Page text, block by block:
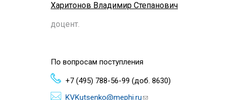
Харитонов Владимир Степанович
доцент.
По вопросам поступления
+7 (495) 788-56-99 (доб. 8630)
KVKutsenko@mephi.ru(ссылка для